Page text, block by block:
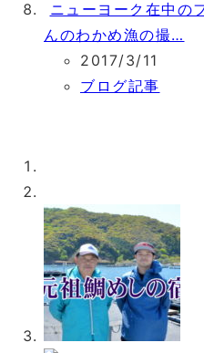
ニューヨーク在中の
んのわかめ漁の撮…
2017/3/11
ブログ記事